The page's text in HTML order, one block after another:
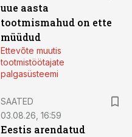
uue aasta
tootmismahud on ette
müüdud
Ettevõte muutis
tootmistöötajate
palgasüsteemi
SAATED
03.08.26, 16:59
Eestis arendatud